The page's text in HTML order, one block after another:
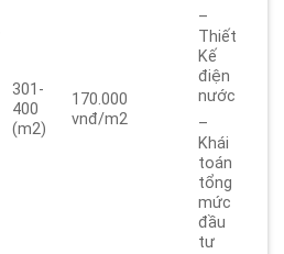
–
Thiết
Kế
điện
nước
–
Khái
toán
tổng
mức
đầu
tư
301-
400
(m2)
170.000
vnđ/m2